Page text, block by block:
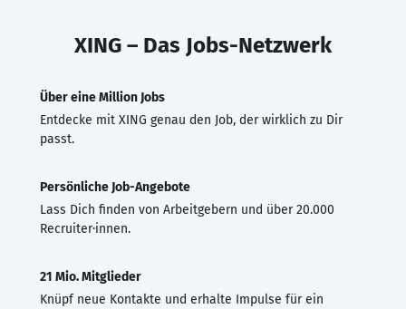
XING – Das Jobs-Netzwerk
Über eine Million Jobs
Entdecke mit XING genau den Job, der wirklich zu Dir
passt.
Persönliche Job-Angebote
Lass Dich finden von Arbeitgebern und über 20.000
Recruiter·innen.
21 Mio. Mitglieder
Knüpf neue Kontakte und erhalte Impulse für ein